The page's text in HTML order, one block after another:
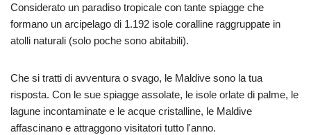
Considerato un paradiso tropicale con tante spiagge che
formano un arcipelago di 1.192 isole coralline raggruppate in
atolli naturali (solo poche sono abitabili).
Che si tratti di avventura o svago, le Maldive sono la tua
risposta. Con le sue spiagge assolate, le isole orlate di palme, le
lagune incontaminate e le acque cristalline, le Maldive
affascinano e attraggono visitatori tutto l'anno.